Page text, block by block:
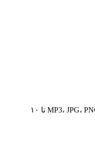
فرمت‌های MP3، JPG، PNG، WEBP، MP4، MKV تا ۱۰